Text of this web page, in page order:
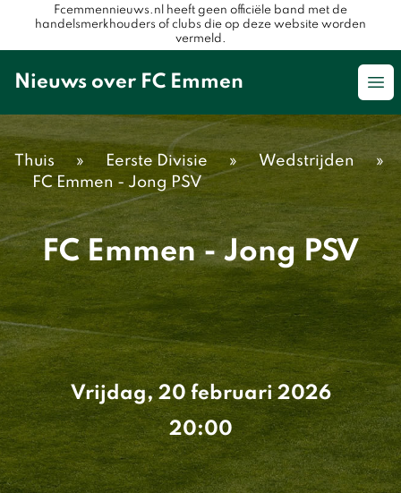
Fcemmennieuws.nl heeft geen officiële band met de
handelsmerkhouders of clubs die op deze website worden
vermeld.
Nieuws over FC Emmen
Thuis » Eerste Divisie » Wedstrijden
»
FC Emmen - Jong PSV
FC Emmen - Jong PSV
Vrijdag, 20 februari 2026
20:00